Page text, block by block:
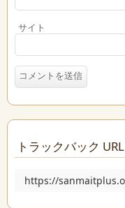
サイト
トラックバック URL
https://